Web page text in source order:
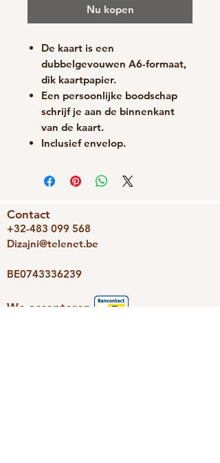
Nu kopen
De kaart is een
dubbelgevouwen A6-formaat,
dik kaartpapier.
Een persoonlijke boodschap
schrijf je aan de binnenkant
van de kaart.
Inclusief envelop.
Contact
+32-483 099 568
Dizajni@telenet.be
BE0743336239
We accepteren